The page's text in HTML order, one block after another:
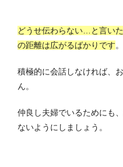
どうせ伝わらない…と言い
の距離は広がるばかりです。
積極的に会話しなければ、
ん。
仲良し夫婦でいるためにも
ないようにしましょう。